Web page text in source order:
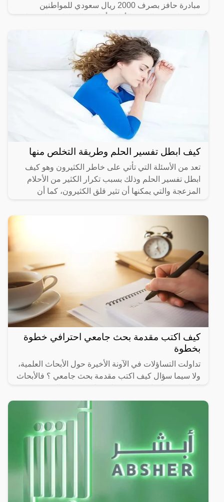
مبادرة حافز بصرف 2000 ريال سعودي للمواطنين
كيف ابطل تفسير الحلم وطريقة التخلص منها
تعد من الأسئلة التي تأتي على خاطر الكثيرون وهو كيف
ابطل تفسير الحلم وذلك بسبب تكرار الكثير من الأحلام
المزعجة والتي يمكنها أن تثير قلق الكثيرون، كما أن
كيف اكتب مقدمة بحث جامعي احترافي خطوة
بخطوة
تداولت التساؤلات في الآونة الأخيرة حول الأبحاث العلمية،
ولا سيما سؤال كيف اكتب مقدمة بحث جامعي ؟ فالأبحاث